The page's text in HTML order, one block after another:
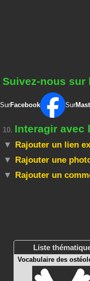
Suivez-nous sur
SurFacebook Sur
10. Interagir avec
Rajouter un lien
Rajouter une
Rajouter un
Liste
Vocabulaire des